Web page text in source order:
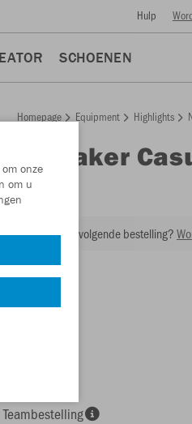
Hulp
SCHOENEN
Homepage Equipment Highlights
Sneaker
korting op je volgende bestelling?
Teambestelling
onze
om u